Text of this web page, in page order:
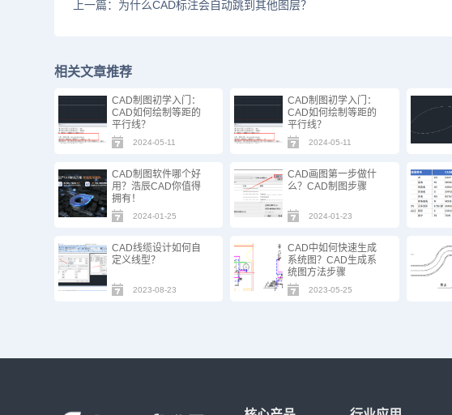
上一篇：为什么CAD标注会自动跳到其他图层？
相关文章推荐
CAD制图初学入门：
CAD如何绘制等距的
平行线？
2024-05-11
CAD制图初学入门：
CAD如何绘制等距的
平行线？
2024-05-11
CAD制图软件哪个好
用？浩辰CAD你值得
拥有！
2024-01-25
CAD画图第一步做什
么？CAD制图步骤
2024-01-23
CAD线缆设计如何自
定义线型？
2023-08-23
CAD中如何快速生成
系统图？CAD生成系
统图方法步骤
2023-05-25